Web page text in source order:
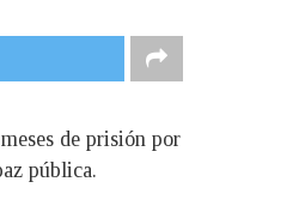
de prisión por
pública.